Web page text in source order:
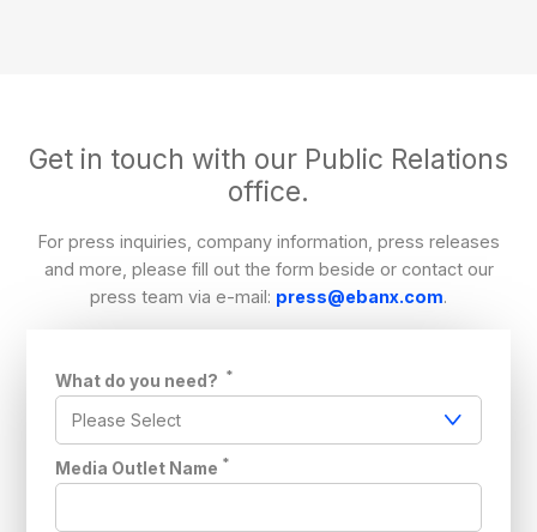
Get in touch with our Public Relations
office.
For press inquiries, company information, press releases
and more, please fill out the form beside or contact our
press team via e-mail: press@ebanx.com.
What do you need? *
Media Outlet Name *